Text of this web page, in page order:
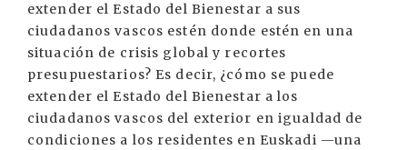
extender el Estado del Bienestar a sus
ciudadanos vascos estén donde estén en una
situación de crisis global y recortes
presupuestarios? Es decir, ¿cómo se puede
extender el Estado del Bienestar a los
ciudadanos vascos del exterior en igualdad de
condiciones a los residentes en Euskadi —una